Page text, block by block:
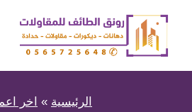
المحتوى
الرئيسية » اخر